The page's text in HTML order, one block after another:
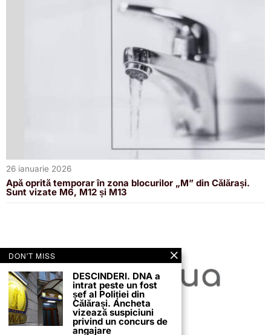
26 ianuarie 2026
Apă oprită temporar în zona blocurilor „M” din Călărași.
Sunt vizate M6, M12 și M13
DON'T MISS
DESCINDERI. DNA a
intrat peste un fost
șef al Poliției din
Călărași. Ancheta
vizează suspiciuni
privind un concurs de
angajare